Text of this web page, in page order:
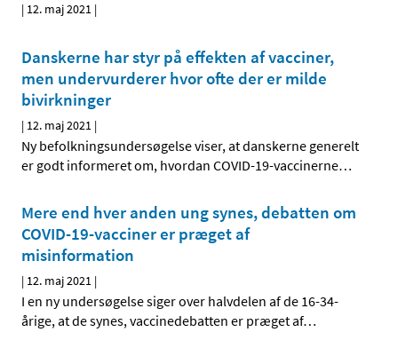
| 12. maj 2021 |
Danskerne har styr på effekten af vacciner,
men undervurderer hvor ofte der er milde
bivirkninger
| 12. maj 2021 |
Ny befolkningsundersøgelse viser, at danskerne generelt
er godt informeret om, hvordan COVID-19-vaccinerne…
Mere end hver anden ung synes, debatten om
COVID-19-vacciner er præget af
misinformation
| 12. maj 2021 |
I en ny undersøgelse siger over halvdelen af de 16-34-
årige, at de synes, vaccinedebatten er præget af…